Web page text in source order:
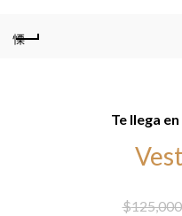
Te llega
$125,000